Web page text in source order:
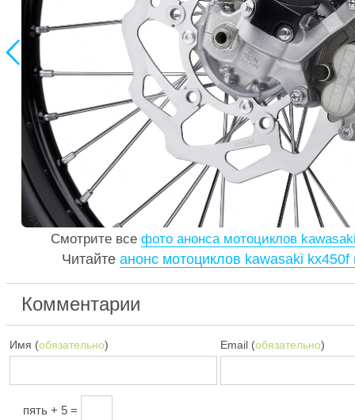

Смотрите все фото анонса мотоциклов
Читайте анонс мотоциклов kawasaki kx450f
Комментарии
Имя (обязательно) Email (обязательно)
пять + 5 =